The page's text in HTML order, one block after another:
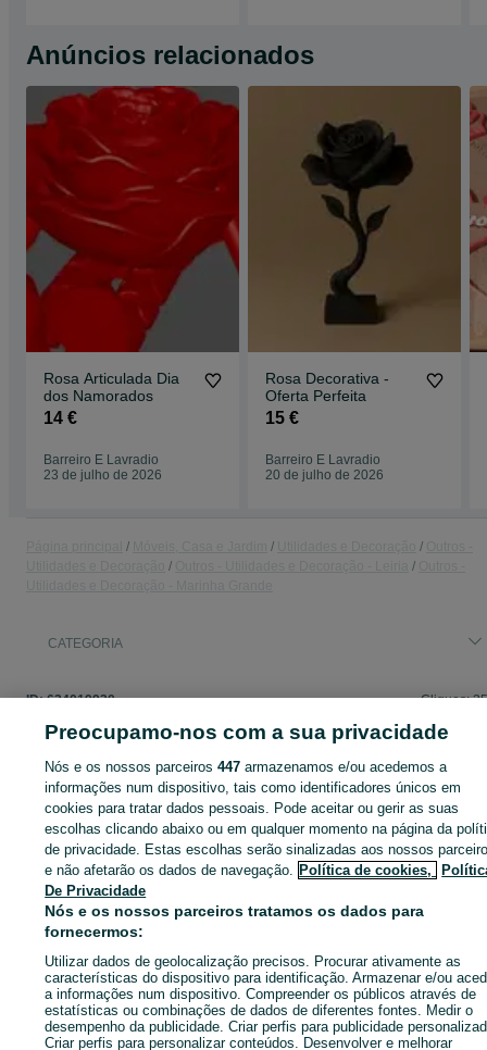
Anúncios relacionados
Rosa Articulada Dia
dos Namorados
14 €
Barreiro E Lavradio
23 de julho de 2026
Rosa Decorativa -
Oferta Perfeita
15 €
Barreiro E Lavradio
20 de julho de 2026
CATEGORIA
ID:634019930 Cliques:
Entra na tua conta OLX ou cria uma nova para contactares
anunciante
Entrar ou criar conta
Preocupamo-nos com a sua privacidade
Nós e os nossos parceiros447 armazenamos e/ou acedemos a
informações num dispositivo, tais como identificadores únicos em
cookies para tratar dados pessoais. Pode aceitar ou gerir as suas
escolhas clicando abaixo ou em qualquer momento na página da
de privacidade. Estas escolhas serão sinalizadas aos nossos
e não afetarão os dados de navegação. Política de cookies,
De Privacidade
Nós e os nossos parceiros tratamos os dados para
fornecermos:
Utilizar dados de geolocalização precisos. Procurar ativamente as
características do dispositivo para identificação. Armazenar e/ou
a informações num dispositivo. Compreender os públicos através de
estatísticas ou combinações de dados de diferentes fontes. Medir o
desempenho da publicidade. Criar perfis para publicidade
Criar perfis para personalizar conteúdos. Desenvolver e melhorar